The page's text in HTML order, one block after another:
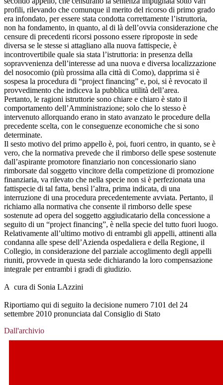
profili, rilevando che comunque il merito del ricorso di primo grado
era infondato, per essere stata condotta correttamente l’istruttoria,
non ha fondamento, in quanto, al di là dell’ovvia considerazione che
censure di precedenti ricorsi possono essere riproposte in sede
diversa se le stesse si attagliano alla nuova fattispecie, è
incontrovertibile quale sia stata l’istruttoria: in presenza della
sopravvenienza dell’interesse ad una nuova e diversa localizzazione
del nosocomio (più prossima alla città di Como), dapprima si è
sospesa la procedura di “project financing” e, poi, si è revocato il
provvedimento che indiceva la pubblica utilità dell’area.
Pertanto, le ragioni istruttorie sono chiare e chiaro è stato il
comportamento dell’Amministrazione; solo che lo stesso è
intervenuto allorquando erano in stato avanzato le procedure della
precedente scelta, con le conseguenze economiche che si sono
determinate.
Il sesto motivo del primo appello è, poi, fuori centro, in quanto, se è
vero, che la normativa prevede che il rimborso delle spese sostenute
dall’aspirante promotore finanziario non concessionario siano
rimborsate dal soggetto vincitore della competizione di promozione
finanziaria, va rilevato che nella specie non si è perfezionata una
fattispecie di tal fatta, bensì l’altra, prima indicata, di una
interruzione di una procedura precedentemente avviata. Pertanto, il
richiamo alla normativa che consente il rimborso delle spese
sostenute ad opera del soggetto aggiudicatario della concessione a
seguito di un “project financing”, è nella specie del tutto fuori luogo.
Relativamente all’ultimo motivo di entrambi gli appelli, attinenti alla
condanna alle spese dell’Azienda ospedaliera e della Regione, il
Collegio, in considerazione del parziale accoglimento degli appelli
riuniti, provvede in questa sede dichiarando la loro compensazione
integrale per entrambi i gradi di giudizio.
A cura di Sonia LAzzini
Riportiamo qui di seguito la decisione numero 7101 del 24
settembre 2010 pronunciata dal Consiglio di Stato
Dall'archivio